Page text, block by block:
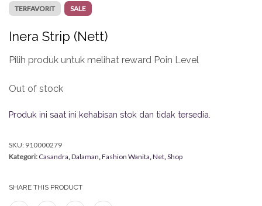
TERFAVORIT SALE
Inera Strip (Nett)
Pilih produk untuk melihat reward Poin Level
Out of stock
Produk ini saat ini kehabisan stok dan tidak tersedia.
SKU: 910000279
Kategori: Casandra, Dalaman, Fashion Wanita, Net, Shop
SHARE THIS PRODUCT